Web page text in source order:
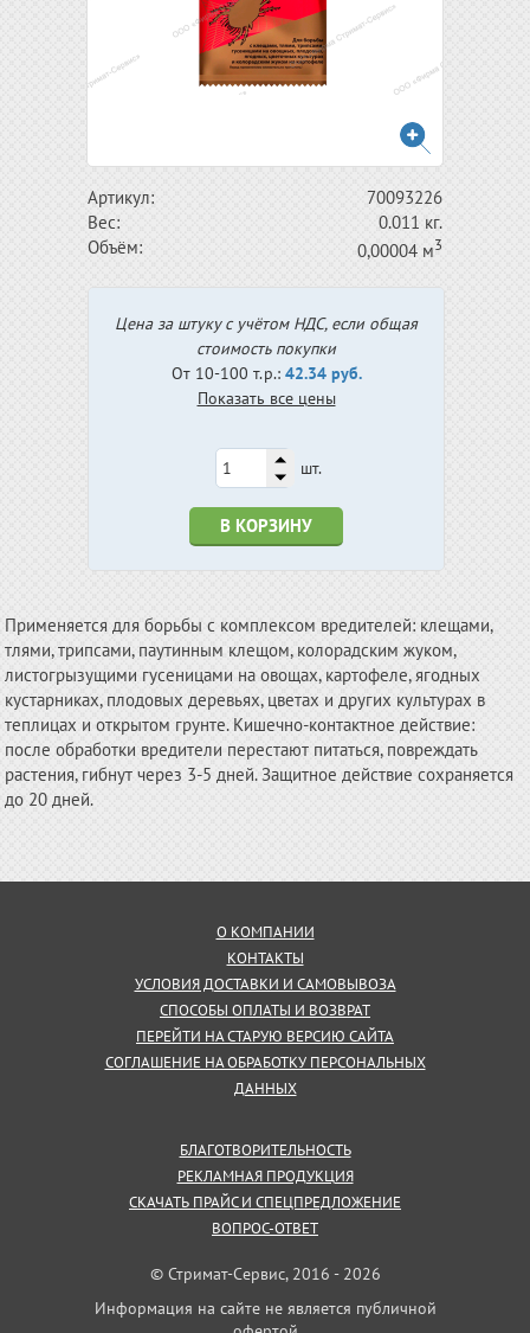
Артикул:
70093226
Вес:
0.011 кг.
Объём:
0,00004 м3
Цена за штуку с учётом НДС, если общая
стоимость покупки
От 10-100 т.р.: 42.34 руб.
Показать все цены
шт.
В КОРЗИНУ
Применяется для борьбы с комплексом вредителей: клещами,
тлями, трипсами, паутинным клещом, колорадским жуком,
листогрызущими гусеницами на овощах, картофеле, ягодных
кустарниках, плодовых деревьях, цветах и других культурах в
теплицах и открытом грунте. Кишечно-контактное действие:
после обработки вредители перестают питаться, повреждать
растения, гибнут через 3-5 дней. Защитное действие сохраняется
до 20 дней.
О КОМПАНИИ
КОНТАКТЫ
УСЛОВИЯ ДОСТАВКИ И САМОВЫВОЗА
СПОСОБЫ ОПЛАТЫ И ВОЗВРАТ
ПЕРЕЙТИ НА СТАРУЮ ВЕРСИЮ САЙТА
СОГЛАШЕНИЕ НА ОБРАБОТКУ ПЕРСОНАЛЬНЫХ
ДАННЫХ
БЛАГОТВОРИТЕЛЬНОСТЬ
РЕКЛАМНАЯ ПРОДУКЦИЯ
СКАЧАТЬ ПРАЙС И СПЕЦПРЕДЛОЖЕНИЕ
ВОПРОС-ОТВЕТ
© Стримат-Сервис, 2016 - 2026
Информация на сайте не является публичной